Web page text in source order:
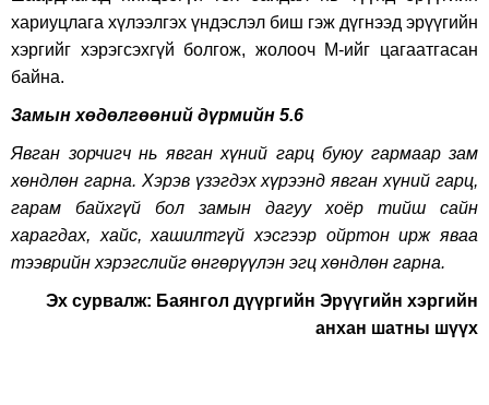
хариуцлага хүлээлгэх үндэслэл биш гэж дүгнээд эрүүгийн
хэргийг хэрэгсэхгүй болгож, жолооч М-ийг цагаатгасан
байна.
Замын хөдөлгөөний дүрмийн 5.6
Явган зорчигч нь явган хүний гарц буюу гармаар зам
хөндлөн гарна. Хэрэв үзэгдэх хүрээнд явган хүний гарц,
гарам байхгүй бол замын дагуу хоёр тийш сайн
харагдах, хайс, хашилтгүй хэсгээр ойртон ирж яваа
тээврийн хэрэгслийг өнгөрүүлэн эгц хөндлөн гарна.
Эх сурвалж: Баянгол дүүргийн Эрүүгийн хэргийн
анхан шатны шүүх